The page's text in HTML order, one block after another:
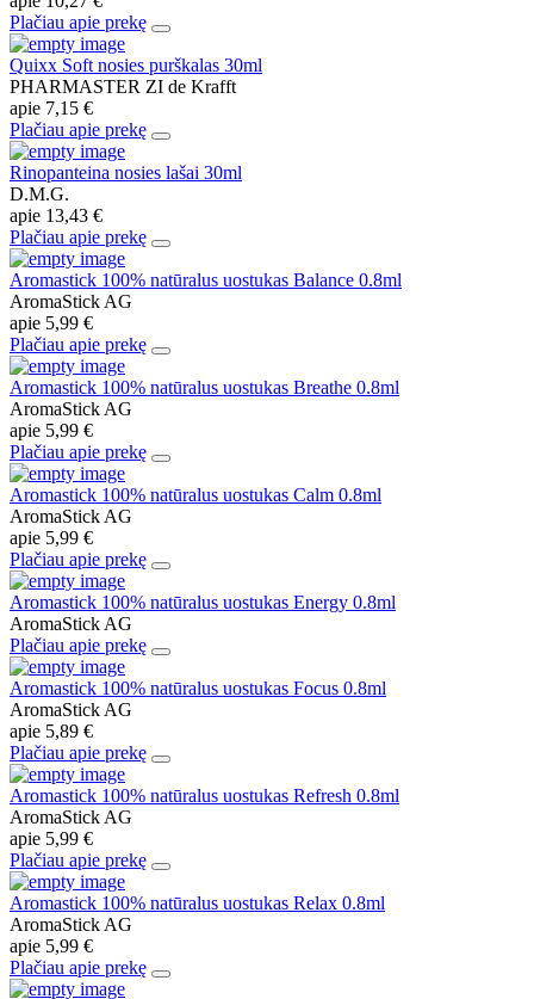
Plačiau apie prekę
Quixx Soft nosies purškalas 30ml
PHARMASTER ZI de Krafft
apie 7,15 €
Plačiau apie prekę
Rinopanteina nosies lašai 30ml
D.M.G.
apie 13,43 €
Plačiau apie prekę
Aromastick 100% natūralus uostukas Balance 0.8ml
AromaStick AG
apie 5,99 €
Plačiau apie prekę
Aromastick 100% natūralus uostukas Breathe 0.8ml
AromaStick AG
apie 5,99 €
Plačiau apie prekę
Aromastick 100% natūralus uostukas Calm 0.8ml
AromaStick AG
apie 5,99 €
Plačiau apie prekę
Aromastick 100% natūralus uostukas Energy 0.8ml
AromaStick AG
Plačiau apie prekę
Aromastick 100% natūralus uostukas Focus 0.8ml
AromaStick AG
apie 5,89 €
Plačiau apie prekę
Aromastick 100% natūralus uostukas Refresh 0.8ml
AromaStick AG
apie 5,99 €
Plačiau apie prekę
Aromastick 100% natūralus uostukas Relax 0.8ml
AromaStick AG
apie 5,99 €
Plačiau apie prekę